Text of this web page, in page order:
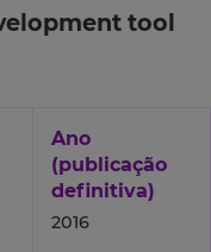
tool
Ano
(publicação
definitiva)
2016